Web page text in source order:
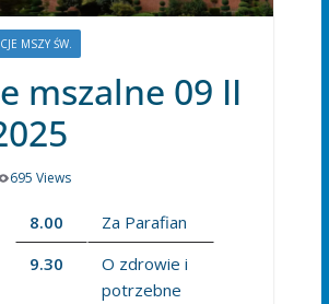
MSZY ŚW.
mszalne 09 II
695 Views
8.00
Za Parafian
9.30
O zdrowie i
potrzebne